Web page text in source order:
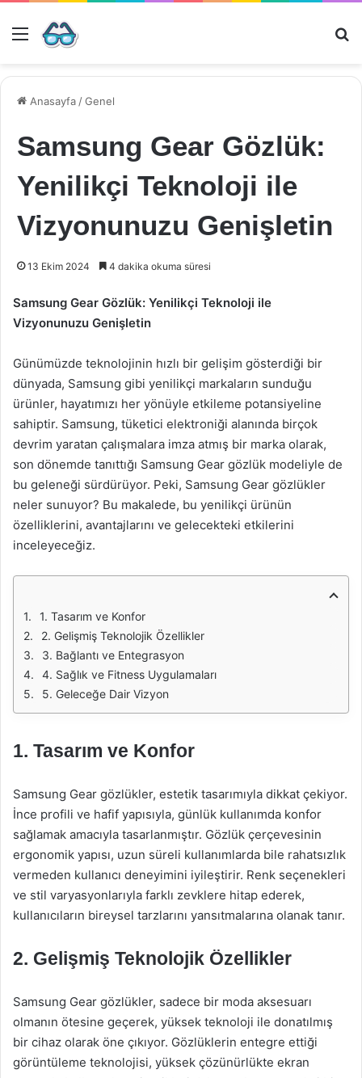
Menü
Anasayfa /Genel
Samsung Gear Gözlük:
Yenilikçi Teknoloji ile
Vizyonunuzu Genişletin
13 Ekim 2024 4 dakika okuma süresi
Samsung Gear Gözlük: Yenilikçi Teknoloji ile
Vizyonunuzu Genişletin
Günümüzde teknolojinin hızlı bir gelişim gösterdiği bir
dünyada, Samsung gibi yenilikçi markaların sunduğu
ürünler, hayatımızı her yönüyle etkileme potansiyeline
sahiptir. Samsung, tüketici elektroniği alanında birçok
devrim yaratan çalışmalara imza atmış bir marka olarak,
son dönemde tanıttığı Samsung Gear gözlük modeliyle de
bu geleneği sürdürüyor. Peki, Samsung Gear gözlükler
neler sunuyor? Bu makalede, bu yenilikçi ürünün
özelliklerini, avantajlarını ve gelecekteki etkilerini
inceleyeceğiz.
1. Tasarım ve Konfor
2. Gelişmiş Teknolojik Özellikler
3. Bağlantı ve Entegrasyon
4. Sağlık ve Fitness Uygulamaları
5. Geleceğe Dair Vizyon
1. Tasarım ve Konfor
Samsung Gear gözlükler, estetik tasarımıyla dikkat çekiyor.
İnce profili ve hafif yapısıyla, günlük kullanımda konfor
sağlamak amacıyla tasarlanmıştır. Gözlük çerçevesinin
ergonomik yapısı, uzun süreli kullanımlarda bile rahatsızlık
vermeden kullanıcı deneyimini iyileştirir. Renk seçenekleri
ve stil varyasyonlarıyla farklı zevklere hitap ederek,
kullanıcıların bireysel tarzlarını yansıtmalarına olanak tanır.
2. Gelişmiş Teknolojik Özellikler
Samsung Gear gözlükler, sadece bir moda aksesuarı
olmanın ötesine geçerek, yüksek teknoloji ile donatılmış
bir cihaz olarak öne çıkıyor. Gözlüklerin entegre ettiği
görüntüleme teknolojisi, yüksek çözünürlükte ekran